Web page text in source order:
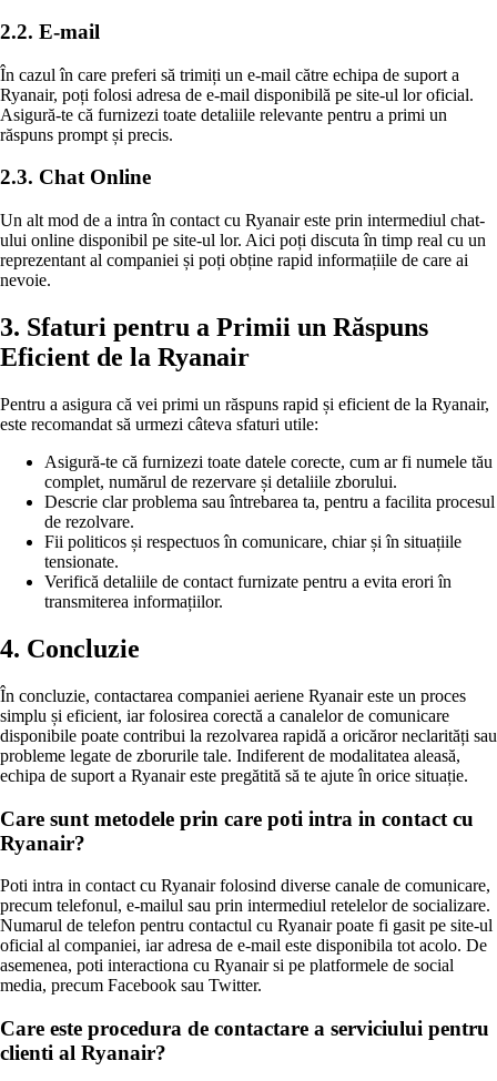
2.2. E-mail
În cazul în care preferi să trimiți un e-mail către echipa de suport a
Ryanair, poți folosi adresa de e-mail disponibilă pe site-ul lor oficial.
Asigură-te că furnizezi toate detaliile relevante pentru a primi un
răspuns prompt și precis.
2.3. Chat Online
Un alt mod de a intra în contact cu Ryanair este prin intermediul chat-
ului online disponibil pe site-ul lor. Aici poți discuta în timp real cu un
reprezentant al companiei și poți obține rapid informațiile de care ai
nevoie.
3. Sfaturi pentru a Primii un Răspuns
Eficient de la Ryanair
Pentru a asigura că vei primi un răspuns rapid și eficient de la Ryanair,
este recomandat să urmezi câteva sfaturi utile:
Asigură-te că furnizezi toate datele corecte, cum ar fi numele tău
complet, numărul de rezervare și detaliile zborului.
Descrie clar problema sau întrebarea ta, pentru a facilita procesul
de rezolvare.
Fii politicos și respectuos în comunicare, chiar și în situațiile
tensionate.
Verifică detaliile de contact furnizate pentru a evita erori în
transmiterea informațiilor.
4. Concluzie
În concluzie, contactarea companiei aeriene Ryanair este un proces
simplu și eficient, iar folosirea corectă a canalelor de comunicare
disponibile poate contribui la rezolvarea rapidă a oricăror neclarități sau
probleme legate de zborurile tale. Indiferent de modalitatea aleasă,
echipa de suport a Ryanair este pregătită să te ajute în orice situație.
Care sunt metodele prin care poti intra in contact cu
Ryanair?
Poti intra in contact cu Ryanair folosind diverse canale de comunicare,
precum telefonul, e-mailul sau prin intermediul retelelor de socializare.
Numarul de telefon pentru contactul cu Ryanair poate fi gasit pe site-ul
oficial al companiei, iar adresa de e-mail este disponibila tot acolo. De
asemenea, poti interactiona cu Ryanair si pe platformele de social
media, precum Facebook sau Twitter.
Care este procedura de contactare a serviciului pentru
clienti al Ryanair?